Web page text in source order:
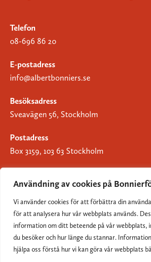
Användning av cookies på
Vi använder cookies för att förbättra din
för att analysera hur vår webbplats används.
information om ditt beteende på vår webbplats,
du besöker och hur länge du stannar.
hjälpa oss förstå hur vi kan göra vår webbplats
Telefon
08-696 86 20
E-postadress
info@albertbonniers.se
Besöksadress
Sveavägen 56, Stockholm
Postadress
Box 3159, 103 63 Stockholm
Om Bonnierförlagen
Cookies
Integritetspolicy